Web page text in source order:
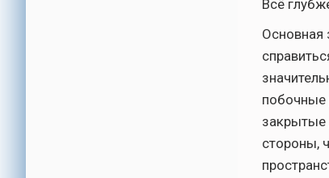
Всё
Основная
побочные
закрытые
стороны,